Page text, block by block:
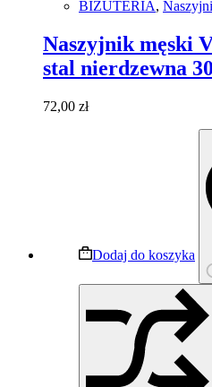
BIŻUTERIA,
Naszyjnik męski
stal nierdzewna
72,00 zł
Dodaj do koszyka